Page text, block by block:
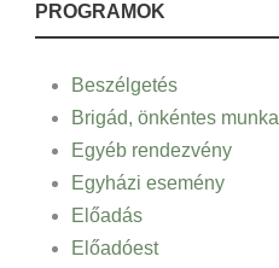
PROGRAMOK
Beszélgetés
Brigád, önkéntes munka
Egyéb rendezvény
Egyházi esemény
Előadás
Előadóest